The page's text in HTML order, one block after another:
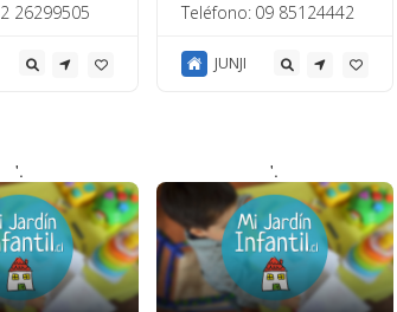
2 26299505 Teléfono: 09 85124442
JUNJI
'. '.